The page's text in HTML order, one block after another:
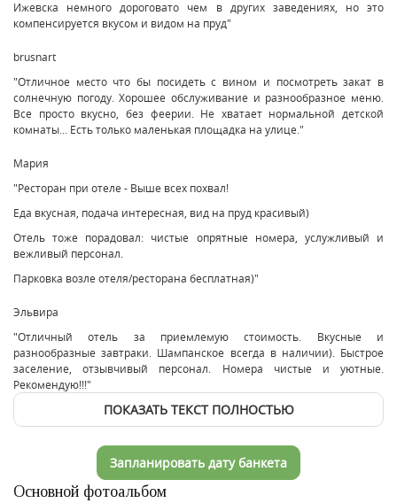
Ижевска немного дороговато чем в других заведениях, но это
компенсируется вкусом и видом на пруд"
brusnart
"Отличное место что бы посидеть с вином и посмотреть закат в
солнечную погоду. Хорошее обслуживание и разнообразное меню.
Все просто вкусно, без феерии. Не хватает нормальной детской
комнаты... Есть только маленькая площадка на улице."
Мария
"Ресторан при отеле - Выше всех похвал!
Еда вкусная, подача интересная, вид на пруд красивый)
Отель тоже порадовал: чистые опрятные номера, услужливый и
вежливый персонал.
Парковка возле отеля/ресторана бесплатная)"
Эльвира
"Отличный отель за приемлемую стоимость. Вкусные и
разнообразные завтраки. Шампанское всегда в наличии). Быстрое
заселение, отзывчивый персонал. Номера чистые и уютные.
Рекомендую!!!"
ПОКАЗАТЬ ТЕКСТ ПОЛНОСТЬЮ
Запланировать дату банкета
Основной фотоальбом